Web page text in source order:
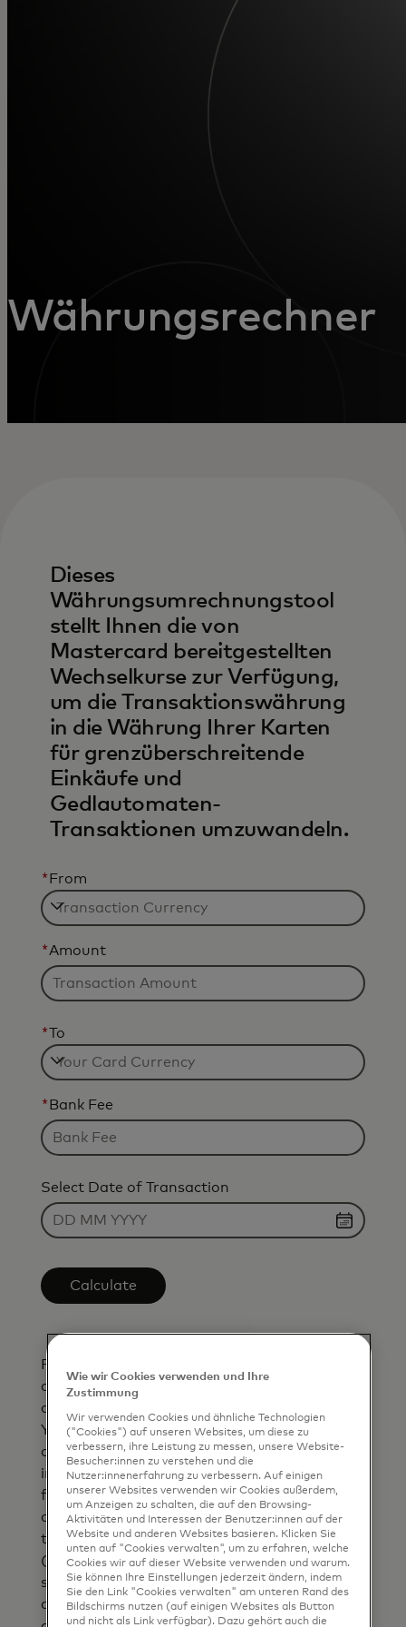
Für Unternehmen
Währungsrechner
Dieses
Währungsumrechnungstool
stellt Ihnen die von
Mastercard bereitgestellten
Wechselkurse zur Verfügung,
um die Transaktionswährung
in die Währung Ihrer Karten
für grenzüberschreitende
Einkäufe und
Gedlautomaten-
Transaktionen umzuwandeln.
* From
*Amount
*To
* Bank Fee
Select Date of Transaction
Calculate
Please Note: The currency conversion rate
and the converted amount are indicative only
and inclusive of the bank fee you entered.
Your bank may or may not use Mastercard
currency conversion rates to bill you and may
impose additional fees in connection with
foreign currency transactions. Currency
conversion rates are specific to the date and
time your bank authorizes the transaction
(which generally occurs at the point of
sale/interaction). If Mastercard is unable to
apply the currency conversion rate at
Wie wir Cookies verwenden und Ihre
Zustimmung
Wir verwenden Cookies und ähnliche Technologien
("Cookies") auf unseren Websites, um diese zu
verbessern, ihre Leistung zu messen, unsere Website-
Besucher:innen zu verstehen und die
Nutzer:innenerfahrung zu verbessern. Auf einigen
unserer Websites verwenden wir Cookies außerdem,
um Anzeigen zu schalten, die auf den Browsing-
Aktivitäten und Interessen der Benutzer:innen auf der
Website und anderen Websites basieren. Klicken Sie
unten auf "Cookies verwalten", um zu erfahren, welche
Cookies wir auf dieser Website verwenden und warum.
Sie können Ihre Einstellungen jederzeit ändern, indem
Sie den Link "Cookies verwalten" am unteren Rand des
Bildschirms nutzen (auf einigen Websites als Button
und nicht als Link verfügbar). Dazu gehört auch die